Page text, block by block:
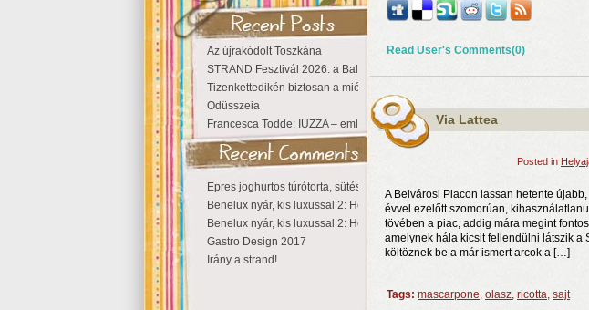
Az újrakódolt Toszkána
STRAND Fesztivál 2026: a Balaton partján a nyár még tart!
Tizenkettedikén biztosan a miénk a Sziget!
Odüsszeia
Francesca Todde: IUZZA – emlékezet, táj és irodalom találkozása a Mai Manó
Epres joghurtos túrótorta, sütés nélkül
Benelux nyár, kis luxussal 2: Hollandia
Benelux nyár, kis luxussal 2: Hollandia
Gastro Design 2017
Irány a strand!
Read User's Comments(0)
Via Lattea
Posted in
A Belvárosi Piacon lassan hetente
évvel ezelőtt szomorúan,
tövében a piac, addig mára megint
amelynek hála kicsit fellendülni látszik a
költöznek be a már ismert arcok a […]
Tags: mascarpone, olasz, ricotta, sajt